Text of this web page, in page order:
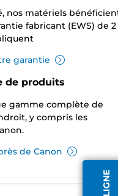
nos matériels
fabricant (EWS) de 2
garantie
de produits
gamme complète de
y compris les
de Canon